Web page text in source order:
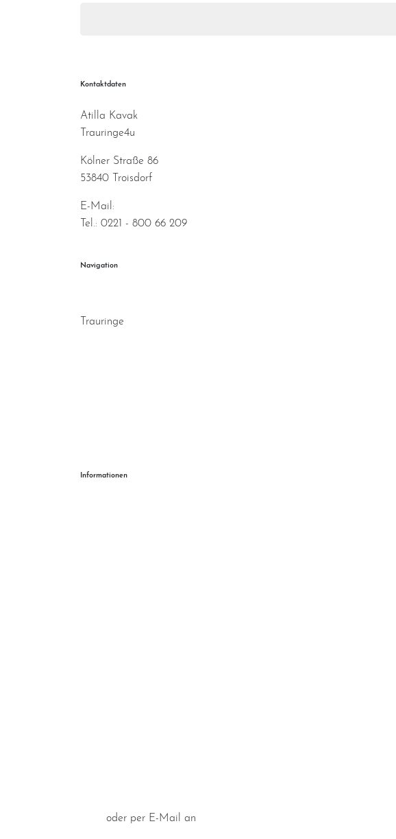
Kontaktdaten
Atilla Kavak
Trauringe4u
Kölner Straße 86
53840 Troisdorf
E-Mail:
Tel.: 0221 - 800 66 209
Navigation
Trauringe
Informationen
oder per E-Mail an